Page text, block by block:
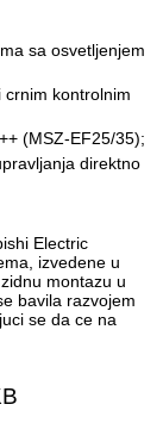
sa osvetljenjem
kontrolnim
(MSZ-EF25/35);
direktno
Electric
izvedene u
montazu u
bavila razvojem
se da ce na